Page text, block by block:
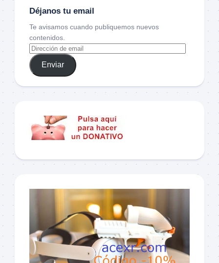
Déjanos tu email
Te avisamos cuando publiquemos nuevos
contenidos.
Enviar